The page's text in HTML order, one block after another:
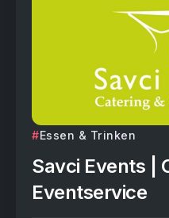
Essen & Trinken
Savci Events |
Eventservice